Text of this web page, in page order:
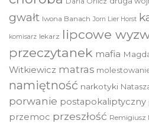
gwałt Iwona Banach Jorn Lier Horst
komisarz lekarz lipcowe
przeczytanek mafia
Witkiewicz matras
namiętność narkotyki
porwanie postapokaliptyczny
przemoc przeszłość Remigiusz